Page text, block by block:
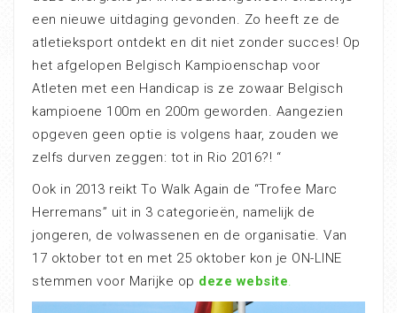
een nieuwe uitdaging gevonden. Zo heeft ze de
atletieksport ontdekt en dit niet zonder succes! Op
het afgelopen Belgisch Kampioenschap voor
Atleten met een Handicap is ze zowaar Belgisch
kampioene 100m en 200m geworden. Aangezien
opgeven geen optie is volgens haar, zouden we
zelfs durven zeggen: tot in Rio 2016?! “
Ook in 2013 reikt To Walk Again de “Trofee Marc
Herremans” uit in 3 categorieën, namelijk de
jongeren, de volwassenen en de organisatie. Van
17 oktober tot en met 25 oktober kon je ON-LINE
stemmen voor Marijke op deze website.